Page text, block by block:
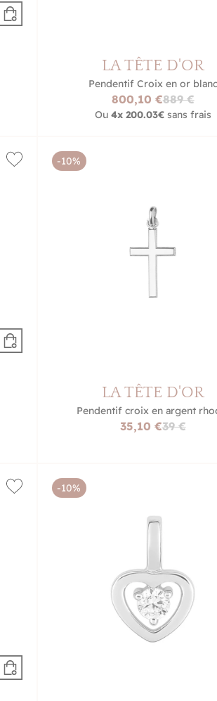
LA TÊTE D'OR
Pendentif Croix en or blanc
800,10 €889 €
Ou 4x 200.03€sans frais
-10%
LA TÊTE D'OR
Pendentif croix en argent
35,10 €39 €
-10%